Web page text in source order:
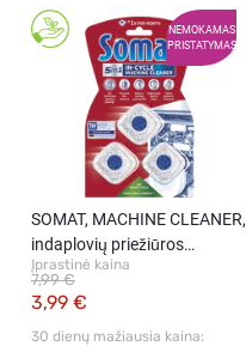
NEMOKAMAS
PRISTATYMAS
SOMAT, MACHINE CLEANER,
indaplovių priežiūros
priemonė, 3 vnt.
Įprastinė kaina
3,99 €
7,99 €
30 dienų mažiausia kaina: